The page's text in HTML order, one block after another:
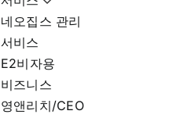
네오집스 관리
서비스
E2비자용
비즈니스
영앤리치/CEO